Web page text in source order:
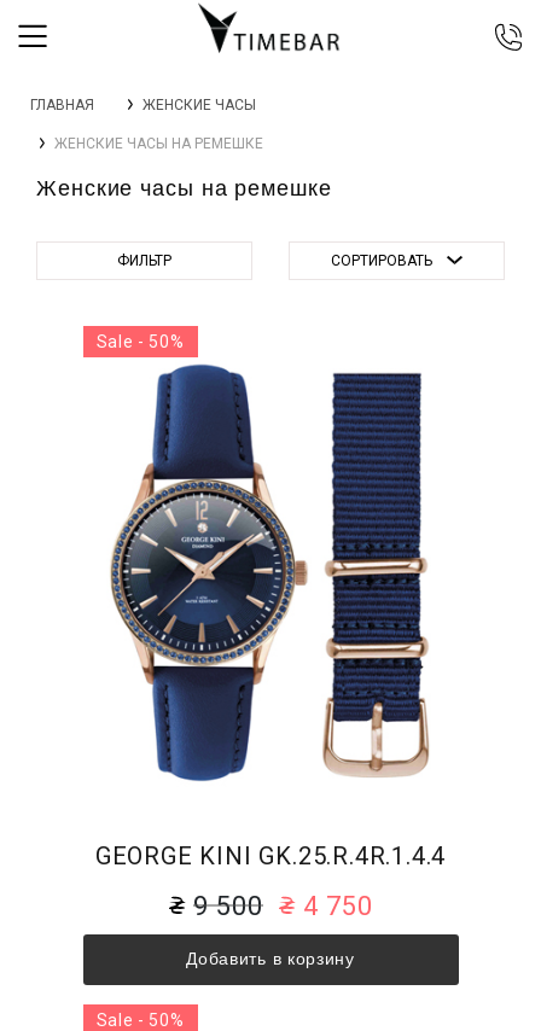
044 392 44 45
067 344 14 44 (viber)
0 800 305 805
ГЛАВНАЯ ЖЕНСКИЕ ЧАСЫ
ЖЕНСКИЕ ЧАСЫ НА РЕМЕШКЕ
Женские часы на ремешке
ФИЛЬТР СОРТИРОВАТЬ
GEORGE KINI GK.25.R.4R.1.4.4
9 500 4 750
Добавить в корзину
Sale - 50%
Sale - 50%